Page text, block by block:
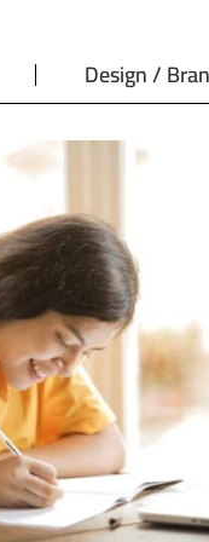
Design /